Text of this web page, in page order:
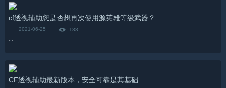
cf透视辅助您是否想再次使用源英雄等级武器？
· 2021-06-25
188
CF透视辅助最新版本，安全可靠是其基础